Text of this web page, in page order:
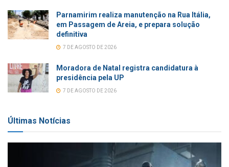
Parnamirim realiza manutenção na Rua Itália,
em Passagem de Areia, e prepara solução
definitiva
7 DE AGOSTO DE 2026
Moradora de Natal registra candidatura à
presidência pela UP
7 DE AGOSTO DE 2026
Últimas Notícias